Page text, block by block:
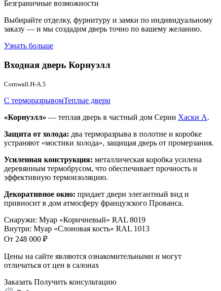
Безграничные возможности
Выбирайте отделку, фурнитуру и замки по индивидуальному
заказу — и мы создадим дверь точно по вашему желанию.
Узнать больше
Входная дверь Корнуэлл
Cornwall.H-A.5
С терморазрывомТеплые двери
«Корнуэлл» — теплая дверь в частный дом Серии Хаски A.
Защита от холода: два терморазрыва в полотне и коробке
устраняют «мостики холода», защищая дверь от промерзания.
Усиленная конструкция: металлическая коробка усилена
деревянным термобрусом, что обеспечивает прочность и
эффективную термоизоляцию.
Декоративное окно: придает двери элегантный вид и
привносит в дом атмосферу французского Прованса.
Снаружи: Муар «Коричневый» RAL 8019
Внутри: Муар «Слоновая кость» RAL 1013
От 248 000 ₽
Цены на сайте являются ознакомительными и могут
отличаться от цен в салонах
Заказать Получить консультацию